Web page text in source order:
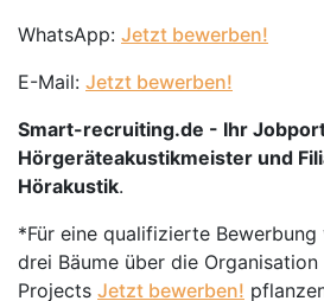
WhatsApp: Jetzt bewerben!
E-Mail: Jetzt bewerben!
Smart-recruiting.de - Ihr
Hörgeräteakustikmeister und
Hörakustik.
*Für eine qualifizierte Bewerbung
drei Bäume über die
Projects Jetzt bewerben!